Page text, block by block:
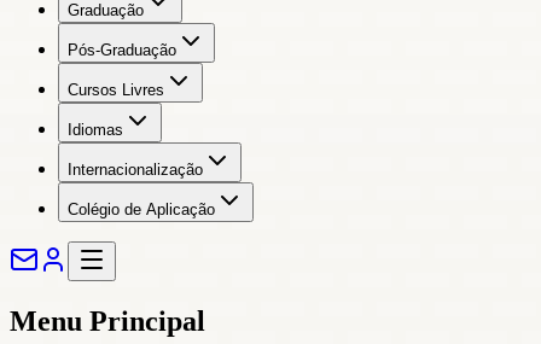
Graduação
Pós-Graduação
Cursos Livres
Idiomas
Internacionalização
Colégio de Aplicação
Menu Principal